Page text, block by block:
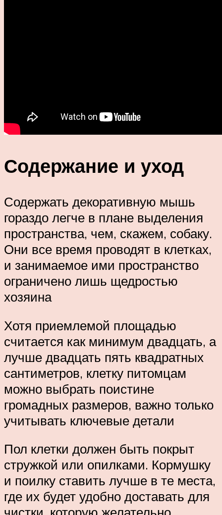
Содержание и уход
Содержать декоративную мышь
гораздо легче в плане выделения
пространства, чем, скажем, собаку.
Они все время проводят в клетках,
и занимаемое ими пространство
ограничено лишь щедростью
хозяина
Хотя приемлемой площадью
считается как минимум двадцать, а
лучше двадцать пять квадратных
сантиметров, клетку питомцам
можно выбрать поистине
громадных размеров, важно только
учитывать ключевые детали
Пол клетки должен быть покрыт
стружкой или опилками. Кормушку
и поилку ставить лучше в те места,
где их будет удобно доставать для